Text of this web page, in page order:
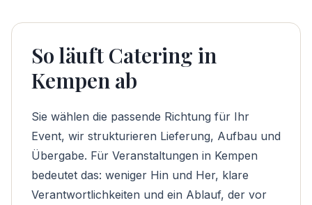
So läuft Catering in
Kempen ab
Sie wählen die passende Richtung für Ihr
Event, wir strukturieren Lieferung, Aufbau und
Übergabe. Für Veranstaltungen in Kempen
bedeutet das: weniger Hin und Her, klare
Verantwortlichkeiten und ein Ablauf, der vor